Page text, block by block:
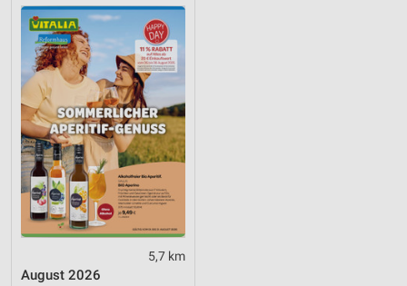
5,7 km
August 2026